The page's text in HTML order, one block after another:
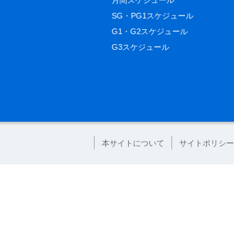
SG・PG1スケジュール
G1・G2スケジュール
G3スケジュール
本サイトについて サイトポリシー